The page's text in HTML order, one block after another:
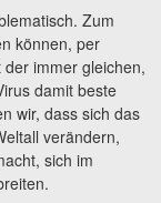
Zum
können, per
immer gleichen,
damit beste
wir, dass sich das
verändern,
sich im